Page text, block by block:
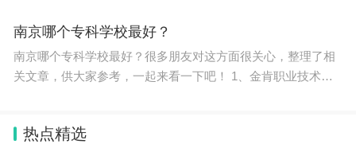
括音乐
南京哪个专科学校最好？
南京哪个专科学校最好？很多朋友对这方面很关心，整理了相
关文章，供大家参考，一起来看一下吧！ 1、金肯职业技术学
热点精选